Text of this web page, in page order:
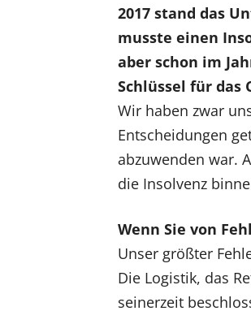
2017 stand das
musste einen
aber schon im
Schlüssel für das
Wir haben zwar
Entscheidungen
abzuwenden war.
die Insolvenz
Wenn Sie von
Unser größter
Die Logistik, das
seinerzeit